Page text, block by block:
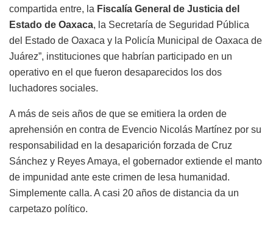
compartida entre, la Fiscalía General de Justicia del
Estado de Oaxaca, la Secretaría de Seguridad Pública
del Estado de Oaxaca y la Policía Municipal de Oaxaca de
Juárez”, instituciones que habrían participado en un
operativo en el que fueron desaparecidos los dos
luchadores sociales.
A más de seis años de que se emitiera la orden de
aprehensión en contra de Evencio Nicolás Martínez por su
responsabilidad en la desaparición forzada de Cruz
Sánchez y Reyes Amaya, el gobernador extiende el manto
de impunidad ante este crimen de lesa humanidad.
Simplemente calla. A casi 20 años de distancia da un
carpetazo político.